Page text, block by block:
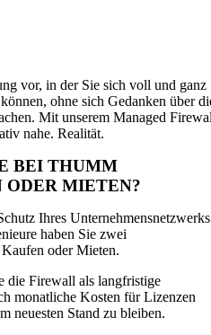
vor, in der Sie sich voll und ganz
ohne sich Gedanken über
Mit unserem Managed
nahe. Realität.
BEI THUMM
ODER MIETEN?
Ihres Unternehmensnetzwerks
haben Sie zwei
oder Mieten.
die Firewall als langfristige
monatliche Kosten für Lizenzen
neuesten Stand zu bleiben.